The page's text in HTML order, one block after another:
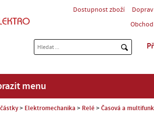
Dostupnost zboží
menu
Elektromechanika Relé Časová a